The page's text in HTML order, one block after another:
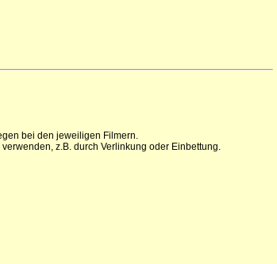
bei den jeweiligen Filmern.
z.B. durch Verlinkung oder Einbettung.